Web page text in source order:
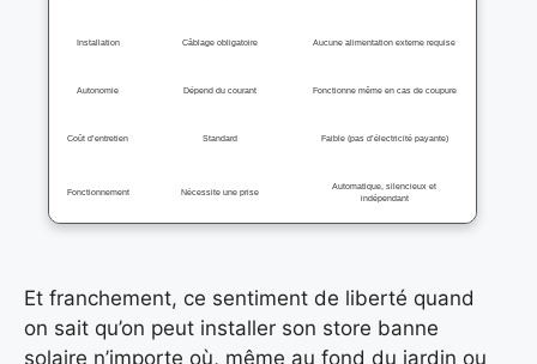
Installation Câblage obligatoire Aucune alimentation externe requise
Autonomie Dépend du courant Fonctionne même en cas de coupure
Coût d’entretien Standard Faible (pas d’électricité payante)
Fonctionnement Nécessite une prise
Automatique, silencieux et
indépendant
Et franchement, ce sentiment de liberté quand
on sait qu’on peut installer son store banne
solaire n’importe où, même au fond du jardin ou